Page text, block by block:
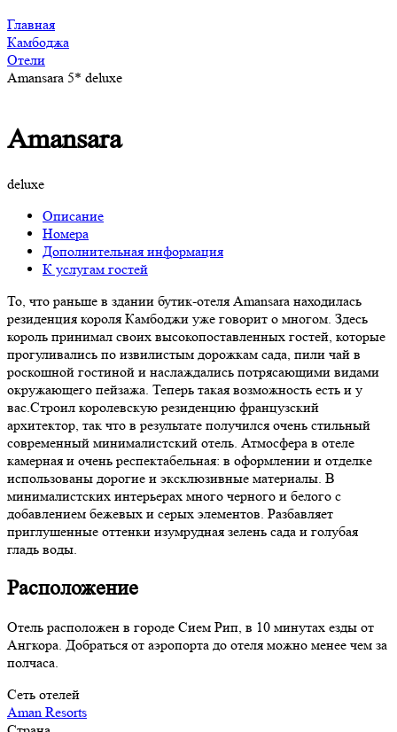
Главная
Камбоджа
Отели
Amansara 5* deluxe
Amansara
deluxe
Описание
Номера
Дополнительная информация
К услугам гостей
То, что раньше в здании бутик-отеля Amansara находилась
резиденция короля Камбоджи уже говорит о многом. Здесь
король принимал своих высокопоставленных гостей, которые
прогуливались по извилистым дорожкам сада, пили чай в
роскошной гостиной и наслаждались потрясающими видами
окружающего пейзажа. Теперь такая возможность есть и у
вас.Строил королевскую резиденцию французский
архитектор, так что в результате получился очень стильный
современный минималистский отель. Атмосфера в отеле
камерная и очень респектабельная: в оформлении и отделке
использованы дорогие и эксклюзивные материалы. В
минималистских интерьерах много черного и белого с
добавлением бежевых и серых элементов. Разбавляет
приглушенные оттенки изумрудная зелень сада и голубая
гладь воды.
Расположение
Отель расположен в городе Сием Рип, в 10 минутах езды от
Ангкора. Добраться от аэропорта до отеля можно менее чем за
полчаса.
Сеть отелей
Aman Resorts